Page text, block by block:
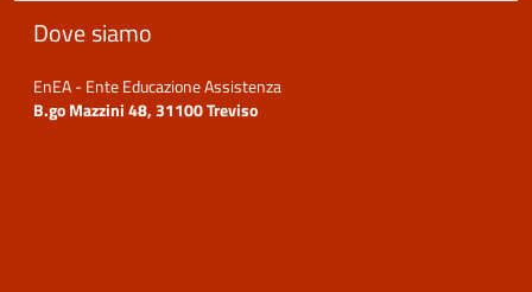
Dove siamo
EnEA - Ente Educazione Assistenza
B.go Mazzini 48, 31100 Treviso